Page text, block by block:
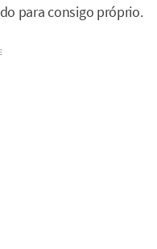
para consigo próprio.